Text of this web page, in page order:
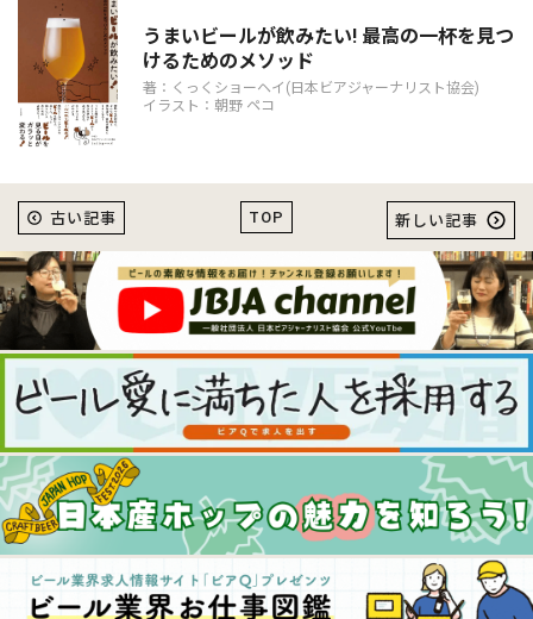
うまいビールが飲みたい! 最高の一杯を見つ
けるためのメソッド
著：くっくショーヘイ(日本ビアジャーナリスト協会)
イラスト：朝野 ペコ
TOP
古い記事 新しい記事